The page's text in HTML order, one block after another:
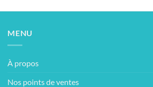
MENU
À propos
Nos points de ventes